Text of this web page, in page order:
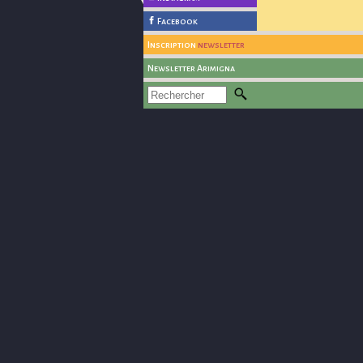
Facebook
Inscription newsletter
Newsletter Arimigna